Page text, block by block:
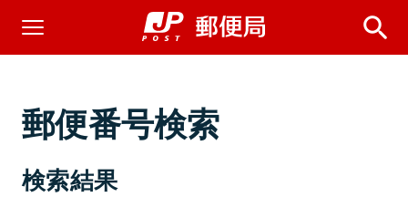
郵便番号検索
検索結果